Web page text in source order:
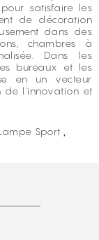
satisfaire les
de décoration
dans des
chambres à
Dans les
bureaux et les
en un vecteur
de l'innovation et
Sport